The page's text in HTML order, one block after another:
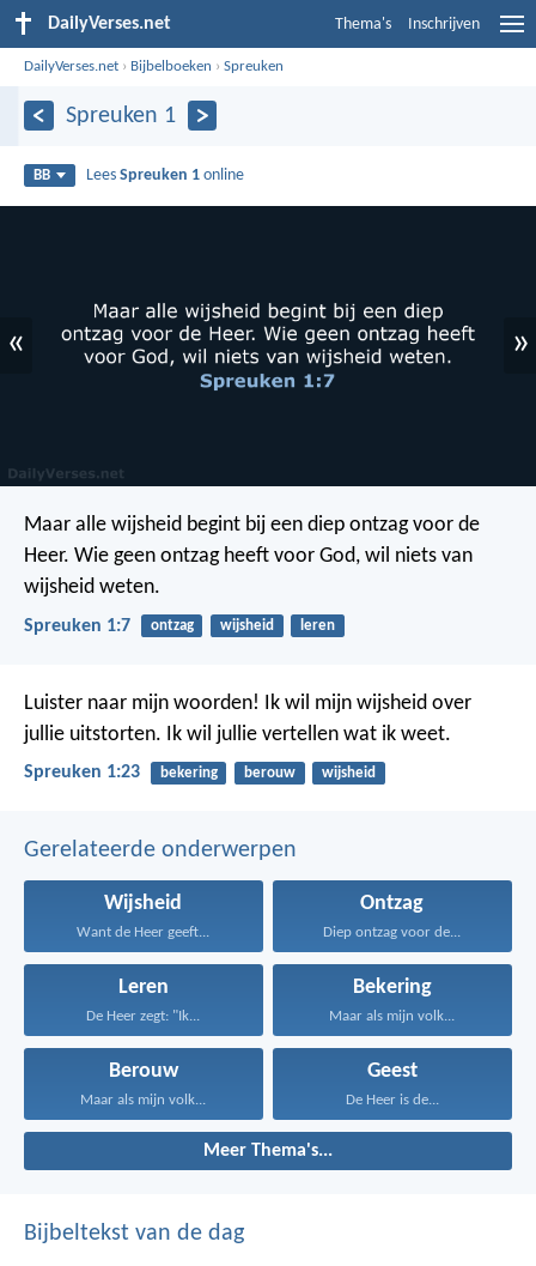
DailyVerses.net Thema's Inschrijven
DailyVerses.net › Bijbelboeken ›Spreuken
Spreuken 1
BB LeesSpreuken 1 online
« »
Maar alle wijsheid begint bij een diep ontzag voor de
Heer. Wie geen ontzag heeft voor God, wil niets van
wijsheid weten.
Spreuken 1:7 ontzag wijsheid leren
Luister naar mijn woorden! Ik wil mijn wijsheid over
jullie uitstorten. Ik wil jullie vertellen wat ik weet.
Spreuken 1:23 bekering berouw wijsheid
Gerelateerde onderwerpen
Wijsheid
Want de Heer geeft...
Ontzag
Diep ontzag voor de...
Leren
De Heer zegt: "Ik...
Bekering
Maar als mijn volk...
Berouw
Maar als mijn volk...
Geest
De Heer is de...
Meer Thema's...
Bijbeltekst van de dag